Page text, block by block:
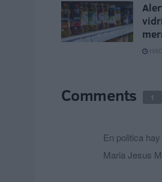
Comments 1
En politica
Maria Jesus